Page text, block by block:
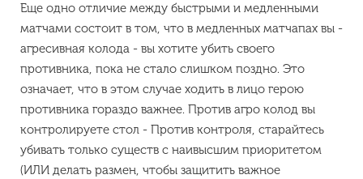
Еще одно отличие между быстрыми и медленными
матчами состоит в том, что в медленных матчапах вы -
агресивная колода - вы хотите убить своего
противника, пока не стало слишком поздно. Это
означает, что в этом случае ходить в лицо герою
противника гораздо важнее. Против агро колод вы
контролируете стол - Против контроля, старайтесь
убивать только существ с наивысшим приоритетом
(ИЛИ делать размен, чтобы защитить важное